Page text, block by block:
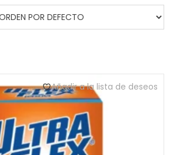
Añadir a la lista de deseos